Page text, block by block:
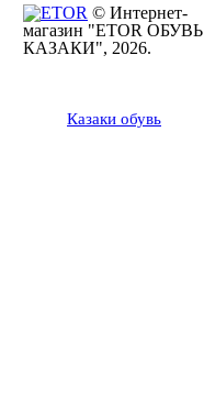
© Интернет-
магазин "ETOR ОБУВЬ
КАЗАКИ", 2026.
Казаки обувь